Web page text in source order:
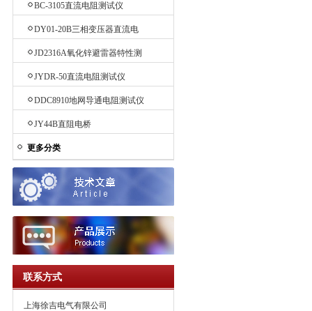
BC-3105直流电阻测试仪
DY01-20B三相变压器直流电
JD2316A氧化锌避雷器特性测
JYDR-50直流电阻测试仪
DDC8910地网导通电阻测试仪
JY44B直阻电桥
更多分类
联系方式
上海徐吉电气有限公司